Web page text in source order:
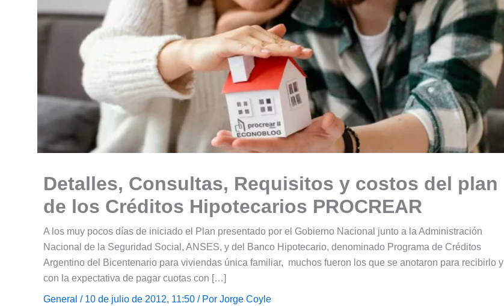
Detalles, Consultas, Requisitos y costos del plan
de los Créditos Hipotecarios PROCREAR
A los muy pocos días de iniciado el Plan presentado por el Gobierno Nacional junto a la Administración
Nacional de la Seguridad Social, ANSES, y del Banco Hipotecario, denominado Programa de Créditos
Argentino del Bicentenario para viviendas única familiar, muchos fueron los que se anotaron para recibirlo y
con la expectativa de pagar cuotas con […]
General / 10 de julio de 2012, 11:50 / Por Jorge Coyle